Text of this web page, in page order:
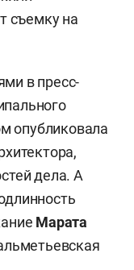
съемку на
в пресс-
опубликовала
дела. А
Марата